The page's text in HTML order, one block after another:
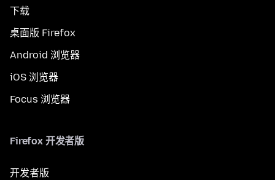
下载
桌面版 Firefox
Android 浏览器
iOS 浏览器
Focus 浏览器
Firefox 开发者版
开发者版